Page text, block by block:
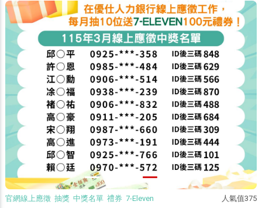
官網線上應徵 抽獎 中獎名單 禮券 7-Eleven 人氣值375